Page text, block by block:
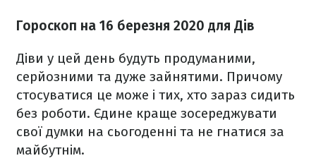
Гороскоп на 16 березня 2020 для Дів
Діви у цей день будуть продуманими,
серйозними та дуже зайнятими. Причому
стосуватися це може і тих, хто зараз сидить
без роботи. Єдине краще зосереджувати
свої думки на сьогоденні та не гнатися за
майбутнім.